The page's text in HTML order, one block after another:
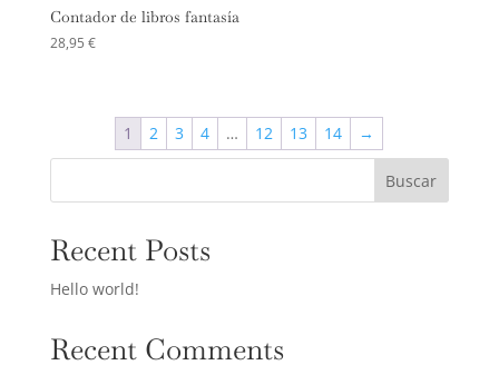
Contador de libros fantasía
28,95 €
1 2 3 4 … 12 13 14 →
Buscar
Recent Posts
Hello world!
Recent Comments